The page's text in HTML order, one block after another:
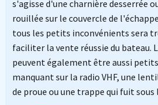
s'agisse d'une charnière desserrée
rouillée sur le couvercle de
tous les petits inconvénients sera
faciliter la vente réussie du bateau.
peuvent également être aussi
manquant sur la radio VHF, une
de proue ou une trappe qui fuit sous